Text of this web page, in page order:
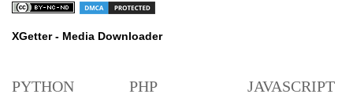
XGetter - Media Downloader
PYTHON PHP JAVASCRIPT